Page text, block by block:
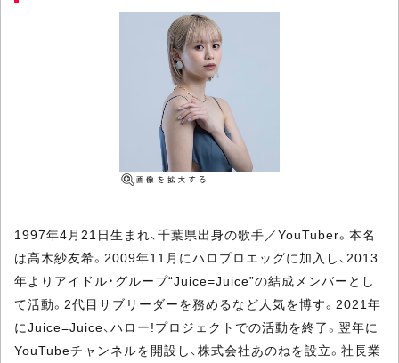
1997年4月21日生まれ、千葉県出身の歌手／YouTuber。本名
は高木紗友希。2009年11月にハロプロエッグに加入し、2013
年よりアイドル・グループ“Juice=Juice”の結成メンバーとし
て活動。2代目サブリーダーを務めるなど人気を博す。2021年
にJuice=Juice、ハロー!プロジェクトでの活動を終了。翌年に
YouTubeチャンネルを開設し、株式会社あのねを設立。社長業